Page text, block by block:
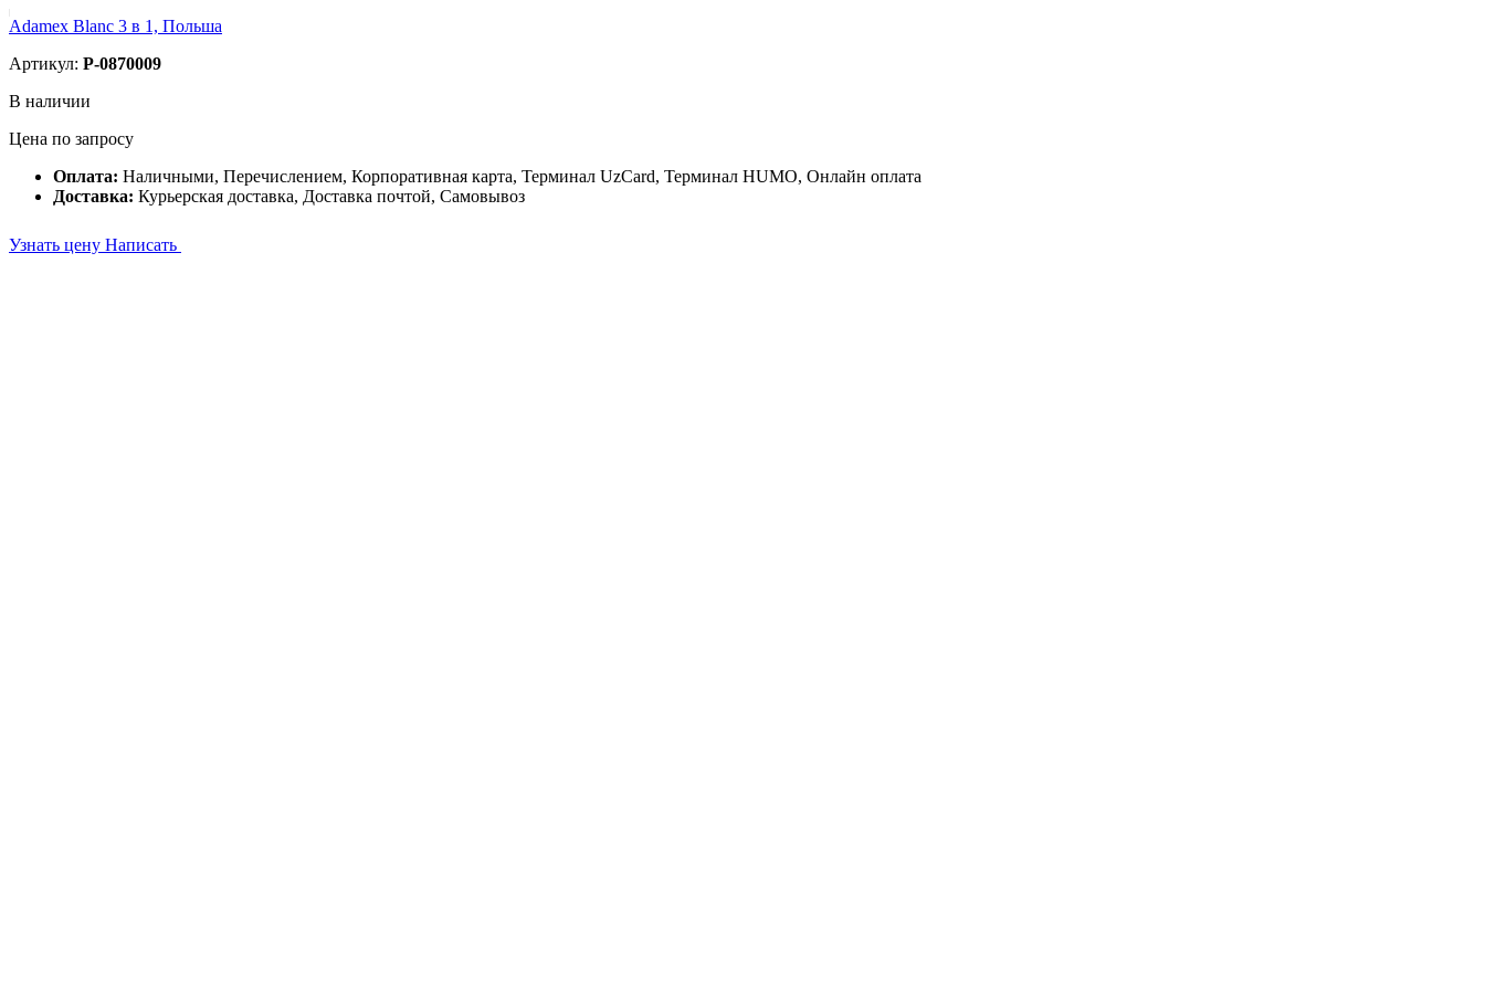
Adamex Blanc 3 в 1, Польша
Артикул: P-0870009
В наличии
Цена по запросу
Оплата: Наличными, Перечислением, Корпоративная карта, Терминал UzCard, Терминал HUMO, Онлайн оплата
Доставка: Курьерская доставка, Доставка почтой, Самовывоз
Узнать цену Написать